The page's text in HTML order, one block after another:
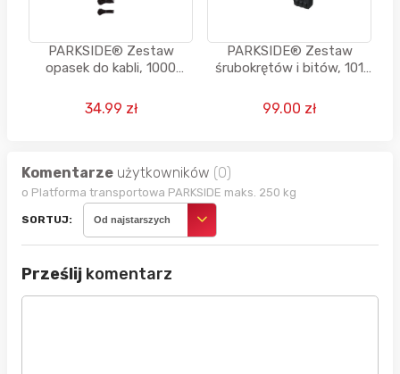
PARKSIDE® Zestaw
opasek do kabli, 1000
długości i szerokości (białe
34.99 zł
PARKSIDE® Zestaw
śrubokrętów i bitów, 101
99.00 zł
Komentarze użytkowników (0)
o Platforma transportowa PARKSIDE maks. 250 kg
SORTUJ: Od najstarszych
Prześlij komentarz